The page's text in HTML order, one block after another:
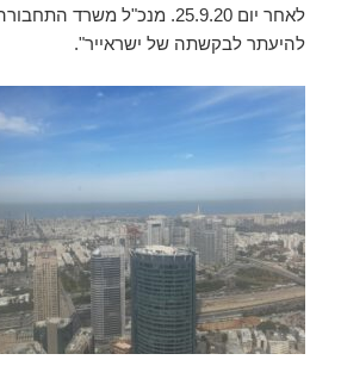
לאחר יום 25.9.20. מנכ"ל משרד
להיעתר לבקשתה של ישראייר".